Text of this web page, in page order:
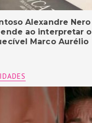
Alexandre Nero
ao interpretar o
Marco Aurélio